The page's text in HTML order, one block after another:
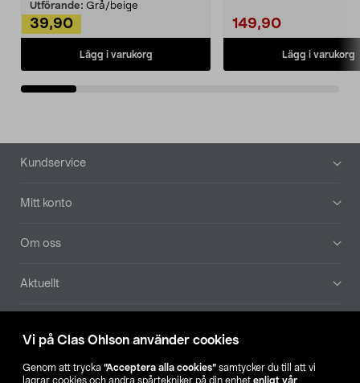
Vi på Clas Ohlson använder cookies
Genom att trycka ”Acceptera alla cookies” samtycker du till att vi
lagrar cookies och andra spårtekniker på din enhet enligt vår
Utförande: Grå/beige
39,90
Lägg i varukorg
149,90
Lägg i varukorg
Sidfot
Kundservice
Mitt konto
Om oss
Aktuellt
Hitta butik